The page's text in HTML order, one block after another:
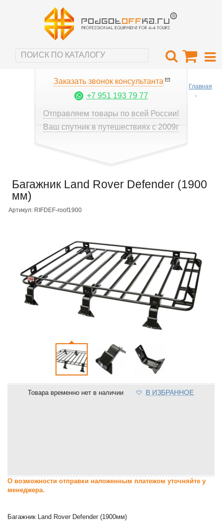
Заказать звонок консультанта
+7 951 193 79 77
Отправляем товары по всей России!
Ваш спутник в путешествиях с 2009г
Главная
Багажник Land Rover Defender (1900
мм)
Артикул: RIFDEF-roof1900
Товара временно нет в наличии В ИЗБРАННОЕ
О возможности отправки наложенным платежом уточняйте у
менеджера.
Багажник Land Rover Defender (1900мм)